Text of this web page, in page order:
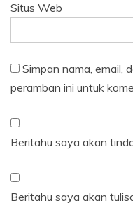
Situs Web
Simpan nama, email,
peramban ini untuk
Beritahu saya akan
Beritahu saya akan